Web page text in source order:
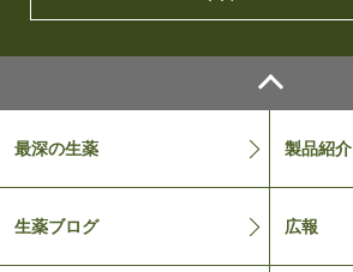
最深の生薬 製品紹介
生薬ブログ 広報